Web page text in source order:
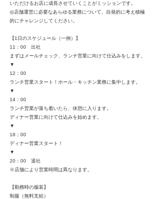
いただけるお店に成長させていくことがミッションです。
◎店舗運営に必要なあらゆる業務について、自発的に考え積極
的にチャレンジしてください。
【1日のスケジュール（一例）】
11：00 出社
まずはメールチェック、ランチ営業に向けて仕込みをします。
▼
12：00
ランチ営業スタート！ホール・キッチン業務に集中します。
▼
14：00
ランチ営業が落ち着いたら、休憩に入ります。
ディナー営業に向けて仕込みを始めます。
▼
18：00
ディナー営業スタート！
▼
20：00 退社
※店舗により営業時間は異なります。
【勤務時の服装】
制服（無料支給）